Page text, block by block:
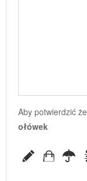
Aby potwierdzić
ołówek